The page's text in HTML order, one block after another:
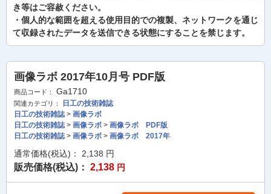
き等はご容赦ください。
・個人的な範囲を超える使用目的での複製、ネットワークを通じ
て収録されたデータを送信できる状態にすることを禁じます。
画像ラボ 2017年10月号 PDF版
商品コード： Ga1710
関連カテゴリ：
日工の技術雑誌
日工の技術雑誌> 画像ラボ
日工の技術雑誌> 画像ラボ > 画像ラボ PDF版
日工の技術雑誌> 画像ラボ > 画像ラボ 2017年
通常価格(税込)： 2,138 円
販売価格(税込)： 2,138 円